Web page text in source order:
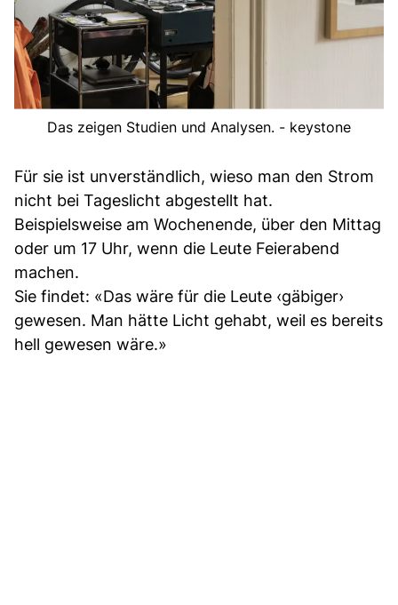
Das zeigen Studien und Analysen. - keystone
Für sie ist unverständlich, wieso man den Strom
nicht bei Tageslicht abgestellt hat.
Beispielsweise am Wochenende, über den Mittag
oder um 17 Uhr, wenn die Leute Feierabend
machen.
Sie findet: «Das wäre für die Leute ‹gäbiger›
gewesen. Man hätte Licht gehabt, weil es bereits
hell gewesen wäre.»